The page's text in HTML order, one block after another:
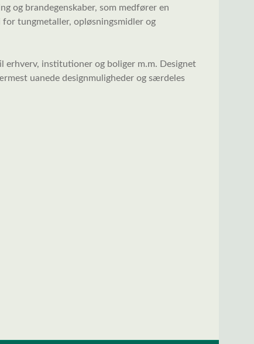
og brandegenskaber, som medfører en
tungmetaller, opløsningsmidler og
erhverv, institutioner og boliger m.m. Designet
uanede designmuligheder og særdeles